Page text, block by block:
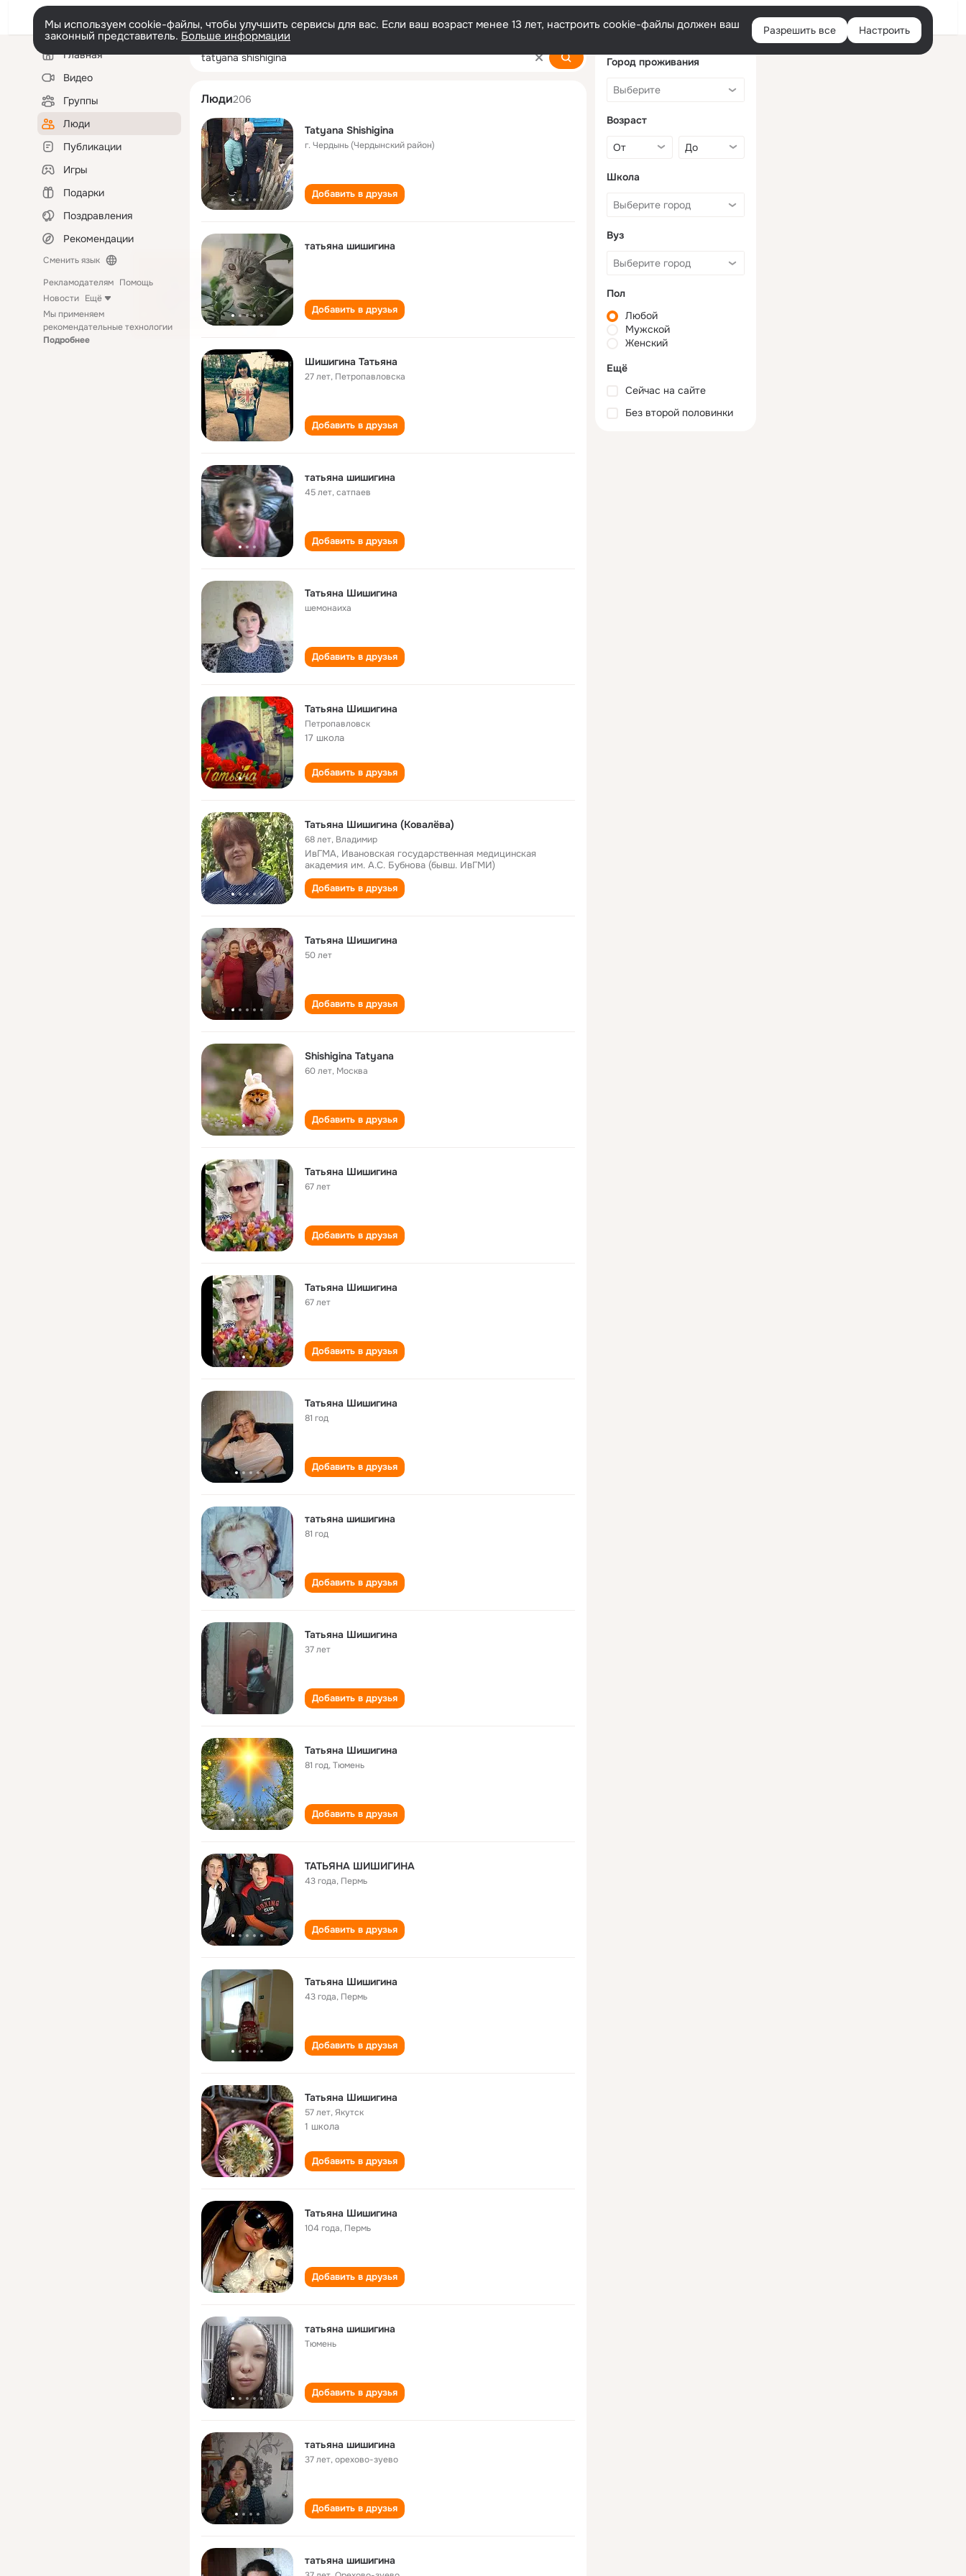
Войти
Мы используем cookie-файлы, чтобы улучшить сервисы для вас. Если ваш возраст менее 13 лет, настроить cookie-файлы должен ваш
законный представитель. Больше информации Разрешить все Настроить
Левая
колонкаГлавная
Видео
Группы
Люди
Публикации
Игры
Подарки
Поздравления
Рекомендации
Сменить язык
Рекламодателям Помощь
Новости Ещё
Мы применяем
рекомендательные технологии
Подробнее
tatyana shishigina
Люди206
Tatyana Shishigina
г. Чердынь (Чердынский район)
Добавить в друзья
татьяна шишигина
Добавить в друзья
Шишигина Татьяна
27 лет, Петропавловска
Добавить в друзья
татьяна шишигина
45 лет,сатпаев
Добавить в друзья
Татьяна Шишигина
шемонаиха
Добавить в друзья
Татьяна Шишигина
Петропавловск
17 школа
Добавить в друзья
Татьяна Шишигина (Ковалёва)
68 лет, Владимир
ИвГМА, Ивановская государственная медицинская
академия им. А.С. Бубнова (бывш. ИвГМИ)
Добавить в друзья
Татьяна Шишигина
50 лет
Добавить в друзья
Shishigina Tatyana
60 лет, Москва
Добавить в друзья
Татьяна Шишигина
67 лет
Добавить в друзья
Татьяна Шишигина
67 лет
Добавить в друзья
Татьяна Шишигина
81 год
Добавить в друзья
татьяна шишигина
81 год
Добавить в друзья
Татьяна Шишигина
37 лет
Добавить в друзья
Татьяна Шишигина
81 год,Тюмень
Добавить в друзья
ТАТЬЯНА ШИШИГИНА
43 года, Пермь
Добавить в друзья
Татьяна Шишигина
43 года, Пермь
Добавить в друзья
Татьяна Шишигина
57 лет,Якутск
1 школа
Добавить в друзья
Татьяна Шишигина
104 года, Пермь
Добавить в друзья
татьяна шишигина
Тюмень
Добавить в друзья
татьяна шишигина
37 лет,орехово-зуево
Добавить в друзья
татьяна шишигина
Город проживания
Возраст
Школа
Вуз
Пол
Любой
Мужской
Женский
Ещё
Сейчас на сайте
Без второй половинки